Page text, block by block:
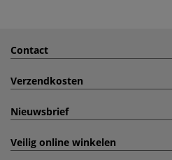
Contact
Verzendkosten
Nieuwsbrief
Veilig online winkelen